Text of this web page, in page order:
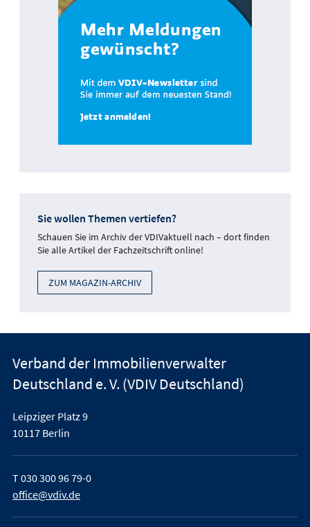
Sie wollen Themen vertiefen?
Schauen Sie im Archiv der VDIVaktuell nach – dort finden
Sie alle Artikel der Fachzeitschrift online!
ZUM MAGAZIN-ARCHIV
Verband der Immobilienverwalter
Deutschland e. V. (VDIV Deutschland)
Leipziger Platz 9
10117 Berlin
T030 300 96 79-0
office@vdiv.de